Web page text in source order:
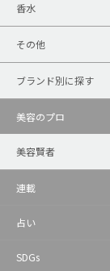
香水
その他
ブランド別に探す
美容のプロ
美容賢者
連載
占い
SDGs